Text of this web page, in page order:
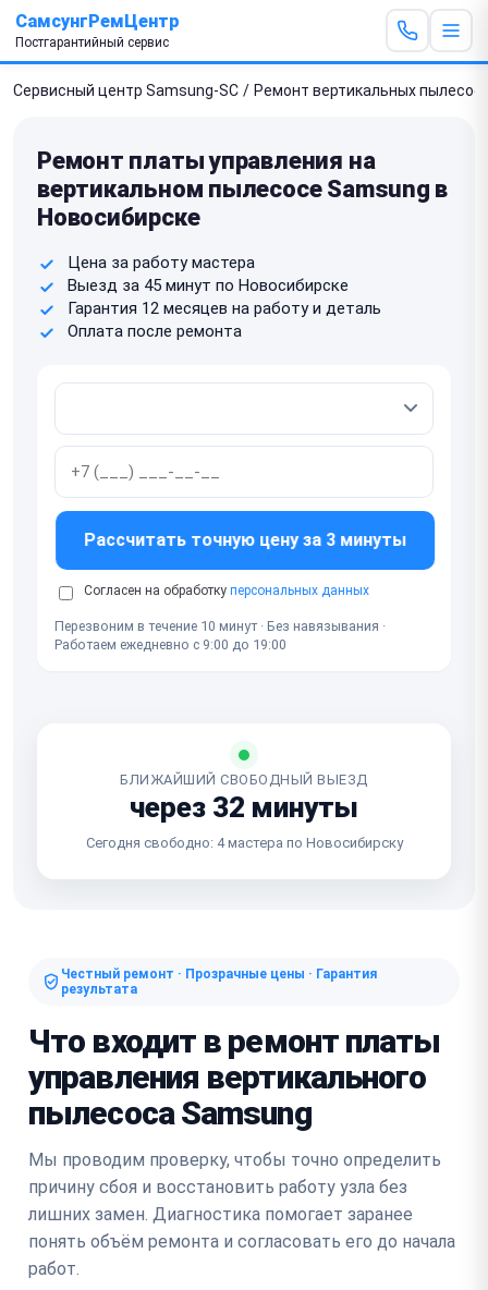
СамсунгРемЦентр
Постгарантийный сервис
Сервисный центр Samsung-SC / Ремонт вертикальных
Ремонт платы управления на
вертикальном пылесосе Samsung в
Новосибирске
Цена за работу мастера
Выезд за 45 минут по Новосибирске
Гарантия 12 месяцев на работу и деталь
Оплата после ремонта
Рассчитать точную цену за 3 минуты
Согласен на обработку персональных данных
Перезвоним в течение 10 минут · Без навязывания ·
Работаем ежедневно с 9:00 до 19:00
БЛИЖАЙШИЙ СВОБОДНЫЙ ВЫЕЗД
через 32 минуты
Сегодня свободно: 4 мастера по Новосибирску
Честный ремонт · Прозрачные цены · Гарантия
результата
Что входит в ремонт платы
управления вертикального
пылесоса Samsung
Мы проводим проверку, чтобы точно определить
причину сбоя и восстановить работу узла без
лишних замен. Диагностика помогает заранее
понять объём ремонта и согласовать его до начала
работ.